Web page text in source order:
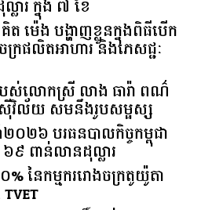
ារ ក្នុង ៧ ខែ
ម៉េង បង្ហាញខ្លួនក្នុងពិធីបើក
ក្រផលិតអាហារ និងភេសជ្ជៈ
ស់លោកស្រី លាង ធារ៉ា ពណ៌
ស៊ីវិល័យ សមនឹងរូបសម្ផស្ស
០២៦​ បរធន​បាលកិច្ច​កម្ពុជា​
៩​ ​ពាន់លាន​ដុល្លារ​
នៃ​កម្មករ​រោងចក្រ​តូយ៉ូតា